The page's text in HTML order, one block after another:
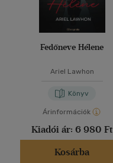
Fedőneve Hélene
Ariel Lawhon
Könyv
Árinformációk
Kiadói ár: 6 980 Ft
Kosárba